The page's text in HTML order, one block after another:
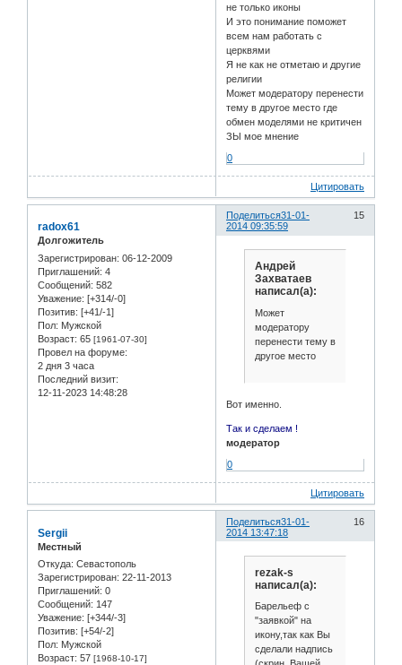
не только иконы
И это понимание поможет
всем нам работать с
церквями
Я не как не отметаю и другие
религии
Может модератору перенести
тему в другое место где
обмен моделями не критичен
ЗЫ мое мнение
0
Цитировать
Поделиться 15
31-01-
2014 09:35:59
radox61
Долгожитель
Зарегистрирован: 06-12-2009
Приглашений: 4
Сообщений: 582
Уважение: [+314/-0]
Позитив: [+41/-1]
Пол: Мужской
Возраст: 65 [1961-07-30]
Провел на форуме:
2 дня 3 часа
Последний визит:
12-11-2023 14:48:28
Андрей
Захватаев
написал(а):
Может
модератору
перенести тему в
другое место
Вот именно.
Так и сделаем !
модератор
0
Цитировать
Поделиться 16
31-01-
2014 13:47:18
Sergii
Местный
Откуда: Севастополь
Зарегистрирован: 22-11-2013
Приглашений: 0
Сообщений: 147
Уважение: [+344/-3]
Позитив: [+54/-2]
Пол: Мужской
Возраст: 57 [1968-10-17]
rezak-s
написал(а):
Барельеф с
"заявкой" на
икону,так как Вы
сделали надпись